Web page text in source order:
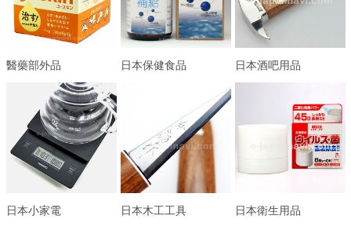
醫藥部外品 日本保健食品 日本酒吧用品
日本小家電 日本木工工具 日本衛生用品